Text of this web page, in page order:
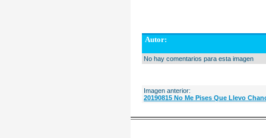
Autor:
No hay comentarios para esta imagen
Imagen anterior:
20190815 No Me Pises Que Llevo